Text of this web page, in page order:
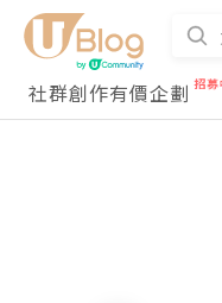
社群創作有價企劃